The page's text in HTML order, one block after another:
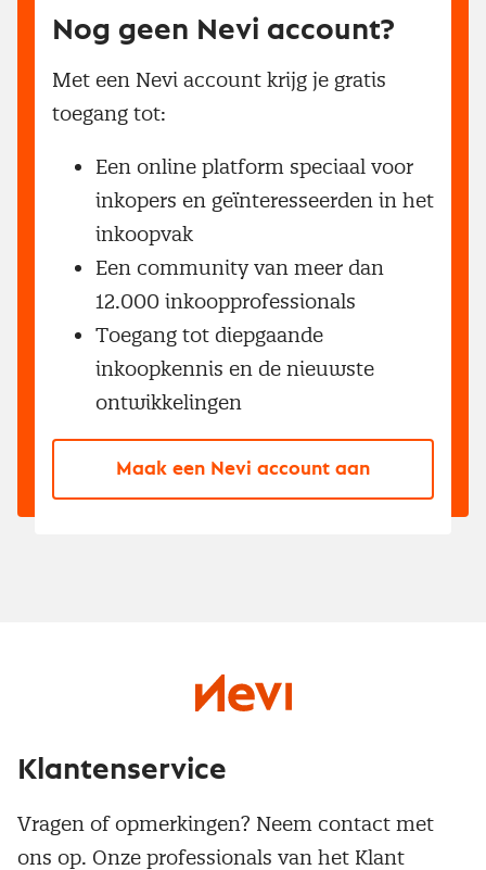
Nog geen Nevi account?
Met een Nevi account krijg je gratis
toegang tot:
Een online platform speciaal voor
inkopers en geïnteresseerden in het
inkoopvak
Een community van meer dan
12.000 inkoopprofessionals
Toegang tot diepgaande
inkoopkennis en de nieuwste
ontwikkelingen
Maak een Nevi account aan
Klantenservice
Vragen of opmerkingen? Neem contact met
ons op. Onze professionals van het Klant